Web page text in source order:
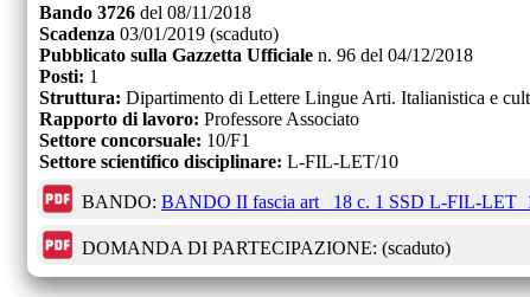
Bando 3726 del 08/11/2018
Scadenza 03/01/2019 (scaduto)
Pubblicato sulla Gazzetta Ufficiale n. 96 del 04/12/2018
Posti: 1
Struttura: Dipartimento di Lettere Lingue Arti. Italianistica e
Rapporto di lavoro: Professore Associato
Settore concorsuale: 10/F1
Settore scientifico disciplinare: L-FIL-LET/10
BANDO: BANDO II fascia art_ 18 c. 1 SSD L-FIL-
DOMANDA DI PARTECIPAZIONE: (scaduto)